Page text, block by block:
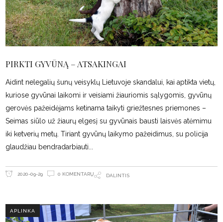
PIRKTI GYVŪNĄ – ATSAKINGAI
Aidint nelegalių šunų veisyklų Lietuvoje skandalui, kai aptikta vietų,
kuriose gyvūnai laikomi ir veisiami žiauriomis sąlygomis, gyvūnų
gerovės pažeidėjams ketinama taikyti griežtesnes priemones –
Seimas siūlo už žiaurų elgesį su gyvūnais bausti laisvės atėmimu
iki ketverių metų. Tiriant gyvūnų laikymo pažeidimus, su policija
glaudžiau bendradarbiauti
2020-09-29 0 KOMENTARŲ DALINTIS
APLINKA